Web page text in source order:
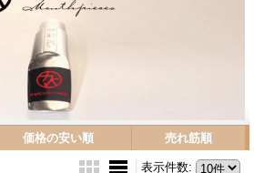
価格の安い順 売れ筋順
表示件数: